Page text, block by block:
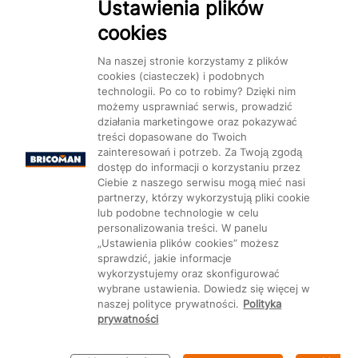
Mapa Strony: Kategorie Produkty Marki CMS
Ustawienia plików cookie
Ustawienia plików
cookies
Na naszej stronie korzystamy z plików
cookies (ciasteczek) i podobnych
technologii. Po co to robimy? Dzięki nim
możemy usprawniać serwis, prowadzić
działania marketingowe oraz pokazywać
treści dopasowane do Twoich
zainteresowań i potrzeb. Za Twoją zgodą
dostęp do informacji o korzystaniu przez
Ciebie z naszego serwisu mogą mieć nasi
partnerzy, którzy wykorzystują pliki cookie
lub podobne technologie w celu
personalizowania treści. W panelu
„Ustawienia plików cookies” możesz
sprawdzić, jakie informacje
wykorzystujemy oraz skonfigurować
wybrane ustawienia. Dowiedz się więcej w
naszej polityce prywatności. Polityka
prywatności